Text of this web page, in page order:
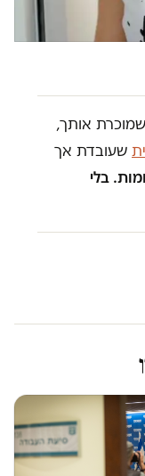
אותך,
שעובדת אך
בלי